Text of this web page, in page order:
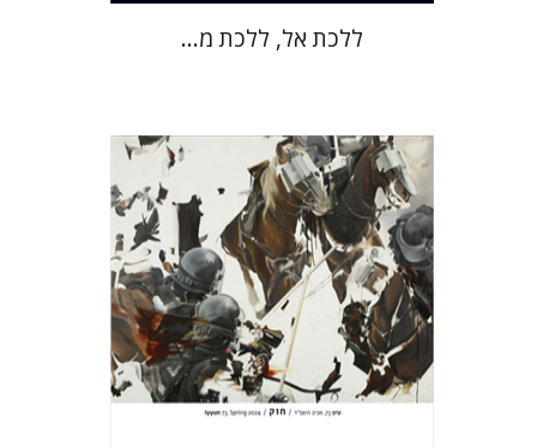
ללכת אל, ללכת מ...
חגי כנען